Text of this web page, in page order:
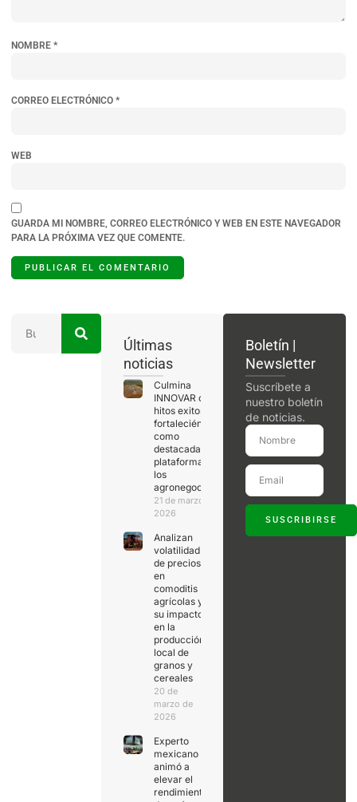
NOMBRE *
CORREO ELECTRÓNICO *
WEB
GUARDA MI NOMBRE, CORREO ELECTRÓNICO Y WEB EN ESTE NAVEGADOR
PARA LA PRÓXIMA VEZ QUE COMENTE.
Últimas
noticias
Culmina
INNOVAR con
hitos exitosos,
fortaleciéndose
como
destacada
plataforma de
los
agronegocios
21 de marzo de
2026
Analizan
volatilidad
de precios
en
comoditis
agrícolas y
su impacto
en la
producción
local de
granos y
cereales
20 de
marzo de
2026
Experto
mexicano
animó a
elevar el
rendimiento
Boletín |
Newsletter
Suscríbete a
nuestro boletín
de noticias.
SUSCRIBIRSE